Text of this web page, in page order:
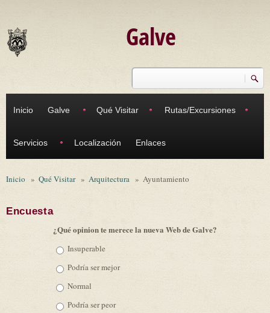
Galve
Formulario de búsqueda
Buscar
Inicio Galve Qué Visitar Rutas/Excursiones
Servicios Localización Enlaces
Inicio » Qué Visitar » Arquitectura » Ayuntamiento
Encuesta
¿Qué opinion te merece la nueva Web de Galve?
Opciones
Insuperable
Podría ser mejor
Normal
Podría ser peor